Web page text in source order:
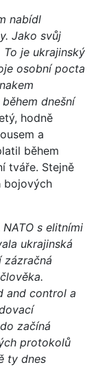
nabídl
Jako svůj
je ukrajinský
osobní pocta
dnešní
hodně
a
během
tváře. Stejně
bojových
s elitními
ukrajinská
zázračná
and control a
začíná
protokolů
ty dnes